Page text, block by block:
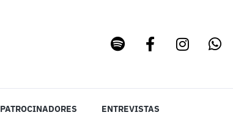
PATROCINADORES ENTREVISTAS